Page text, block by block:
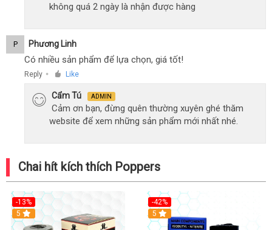
không quá 2 ngày là nhận được hàng
P Phương Linh
Có nhiều sản phẩm để lựa chọn, giá tốt!
Reply ● Like
Cẩm Tú ADMIN
Cảm ơn bạn, đừng quên thường xuyên ghé thăm
website để xem những sản phẩm mới nhất nhé.
Chai hít kích thích Poppers
-13%
5
-42%
5